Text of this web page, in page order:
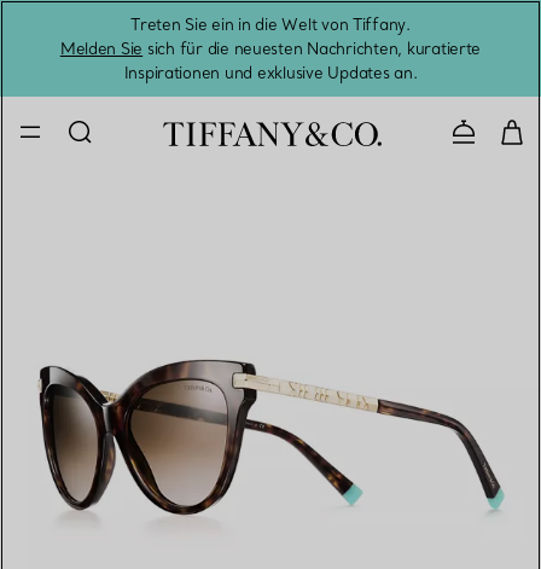
Treten Sie ein in die Welt von Tiffany.
Melden Sie sich für die neuesten Nachrichten, kuratierte
Inspirationen und exklusive Updates an.